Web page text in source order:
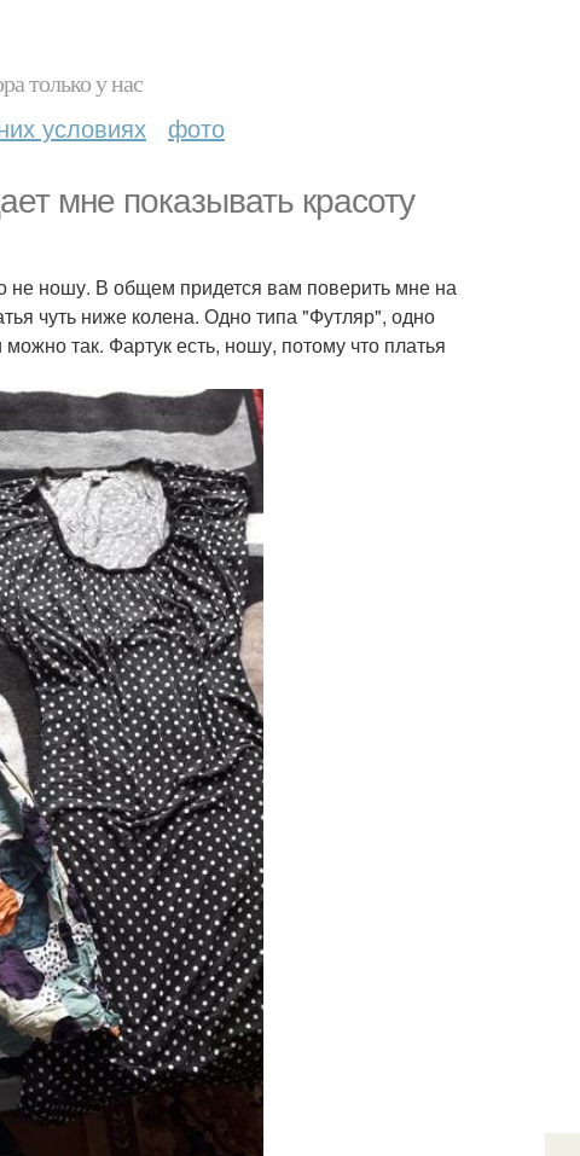
только у нас
условиях фото
мне показывать красоту
не ношу. В общем придется вам поверить мне на
чуть ниже колена. Одно типа "Футляр", одно
так. Фартук есть, ношу, потому что платья